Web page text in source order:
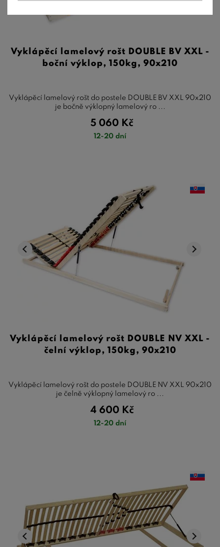
Vyklápěcí lamelový rošt DOUBLE BV XXL -
boční výklop, 150kg, 90x210
Vyklápěcí lamelový rošt do postele DOUBLE BV XXL 90x210
je bočně výklopný lamelový ro ...
5 060 Kč
12-20 dní
Vyklápěcí lamelový rošt DOUBLE NV XXL -
čelní výklop, 150kg, 90x210
Vyklápěcí lamelový rošt do postele DOUBLE NV XXL 90x210
je čelně výklopný lamelový ro ...
4 600 Kč
12-20 dní